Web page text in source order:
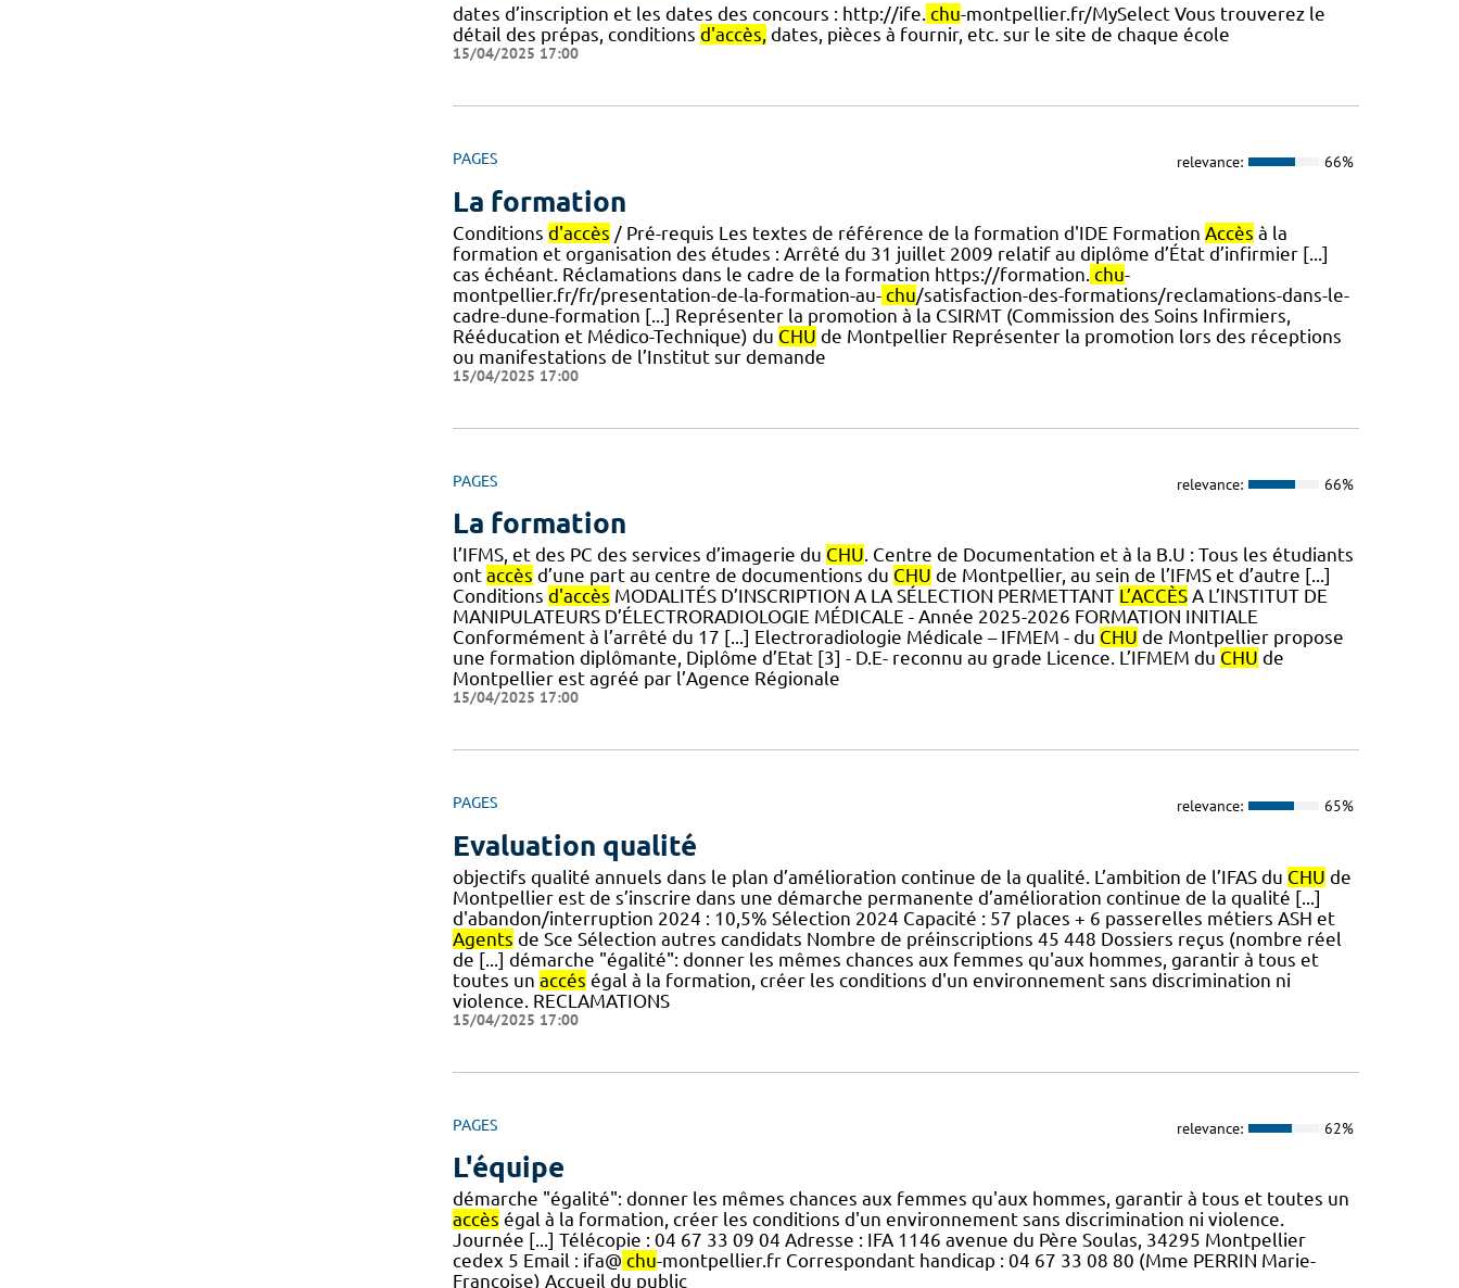
dates d’inscription et les dates des concours : http://ife. chu-montpellier.fr/MySelect Vous trouverez le
détail des prépas, conditions d'accès, dates, pièces à fournir, etc. sur le site de chaque école
15/04/2025 17:00
PAGES relevance: 66%
La formation
Conditions d'accès / Pré-requis Les textes de référence de la formation d'IDE Formation Accès à la
formation et organisation des études : Arrêté du 31 juillet 2009 relatif au diplôme d’État d’infirmier [...]
cas échéant. Réclamations dans le cadre de la formation https://formation. chu-
montpellier.fr/fr/presentation-de-la-formation-au- chu/satisfaction-des-formations/reclamations-dans-le-
cadre-dune-formation [...] Représenter la promotion à la CSIRMT (Commission des Soins Infirmiers,
Rééducation et Médico-Technique) du CHU de Montpellier Représenter la promotion lors des réceptions
ou manifestations de l’Institut sur demande
15/04/2025 17:00
PAGES relevance: 66%
La formation
l’IFMS, et des PC des services d’imagerie du CHU. Centre de Documentation et à la B.U : Tous les étudiants
ont accès d’une part au centre de documentions du CHU de Montpellier, au sein de l’IFMS et d’autre [...]
Conditions d'accès MODALITÉS D’INSCRIPTION A LA SÉLECTION PERMETTANT L’ACCÈSA L’INSTITUT DE
MANIPULATEURS D’ÉLECTRORADIOLOGIE MÉDICALE - Année 2025-2026 FORMATION INITIALE
Conformément à l’arrêté du 17 [...] Electroradiologie Médicale – IFMEM - du CHU de Montpellier propose
une formation diplômante, Diplôme d’Etat [3] - D.E- reconnu au grade Licence. L’IFMEM du CHU de
Montpellier est agréé par l’Agence Régionale
15/04/2025 17:00
PAGES relevance: 65%
Evaluation qualité
objectifs qualité annuels dans le plan d’amélioration continue de la qualité. L’ambition de l’IFAS du CHU de
Montpellier est de s’inscrire dans une démarche permanente d’amélioration continue de la qualité [...]
d'abandon/interruption 2024 : 10,5% Sélection 2024 Capacité : 57 places + 6 passerelles métiers ASH et
Agents de Sce Sélection autres candidats Nombre de préinscriptions 45 448 Dossiers reçus (nombre réel
de [...] démarche "égalité": donner les mêmes chances aux femmes qu'aux hommes, garantir à tous et
toutes un accés égal à la formation, créer les conditions d'un environnement sans discrimination ni
violence. RECLAMATIONS
15/04/2025 17:00
PAGES relevance: 62%
L'équipe
démarche "égalité": donner les mêmes chances aux femmes qu'aux hommes, garantir à tous et toutes un
accès égal à la formation, créer les conditions d'un environnement sans discrimination ni violence.
Journée [...] Télécopie : 04 67 33 09 04 Adresse : IFA 1146 avenue du Père Soulas, 34295 Montpellier
cedex 5 Email : ifa@ chu-montpellier.fr Correspondant handicap : 04 67 33 08 80 (Mme PERRIN Marie-
Françoise) Accueil du public